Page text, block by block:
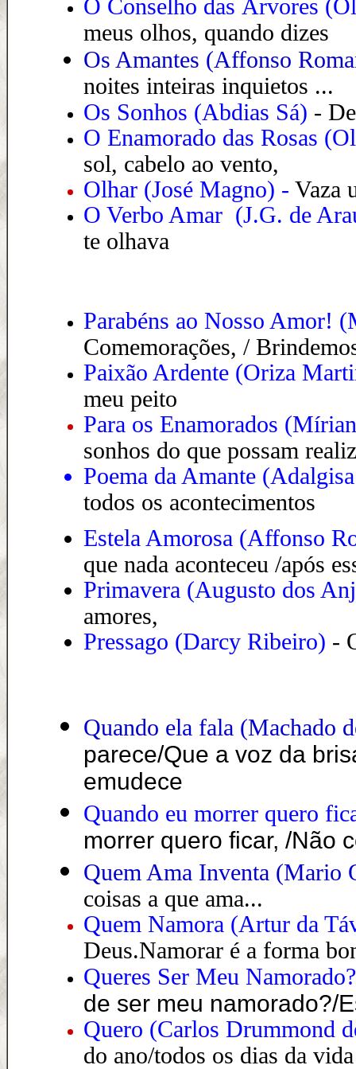
O Conselho das Árvores
meus olhos, quando dizes
Os Amantes (Affonso
noites inteiras inquietos ...
Os Sonhos (Abdias Sá) -
O Enamorado das Rosas
sol, cabelo ao vento,
Olhar (José Magno) - Vaza
O Verbo Amar(J.G. de
te olhava
Parabéns ao Nosso Amor!
Comemorações, /
Paixão Ardente (Oriza
meu peito
Para os Enamorados (
sonhos do que possam
Poema da Amante
todos os acontecimentos
Estela Amorosa (Affonso
que nada aconteceu /após
Primavera (Augusto dos
amores,
Pressago (Darcy Ribeiro) -
Quando ela fala (Machado
parece/Que a voz da
emudece
Quando eu morrer quero
morrer quero ficar, /Não
Quem Ama Inventa (Mario
coisas a que ama...
Quem Namora (Artur da
Deus.Namorar é a forma
Queres Ser Meu Namorado?
de ser meu namorado?/
Quero (Carlos Drummond
do ano/todos os dias da vida